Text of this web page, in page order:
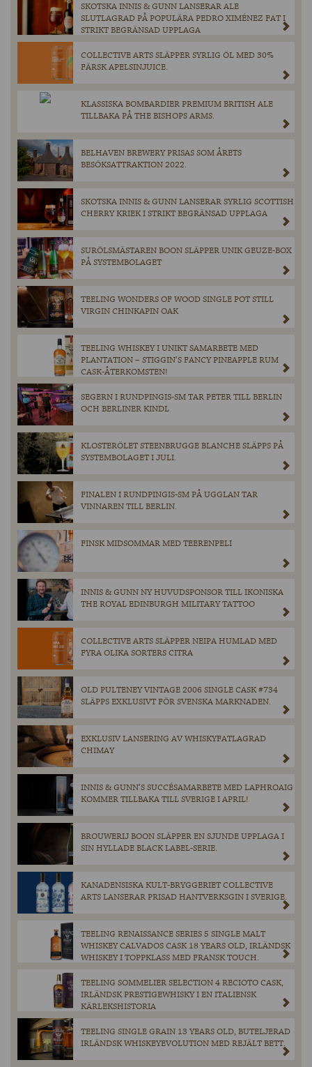
SKOTSKA INNIS & GUNN LANSERAR ALE
SLUTLAGRAD PÅ POPULÄRA PEDRO XIMÉNEZ FAT I
STRIKT BEGRÄNSAD UPPLAGA
COLLECTIVE ARTS SLÄPPER SYRLIG ÖL MED 30%
FÄRSK APELSINJUICE.
KLASSISKA BOMBARDIER PREMIUM BRITISH ALE
TILLBAKA PÅ THE BISHOPS ARMS.
BELHAVEN BREWERY PRISAS SOM ÅRETS
BESÖKSATTRAKTION 2022.
SKOTSKA INNIS & GUNN LANSERAR SYRLIG SCOTTISH
CHERRY KRIEK I STRIKT BEGRÄNSAD UPPLAGA
SURÖLSMÄSTAREN BOON SLÄPPER UNIK GEUZE-BOX
PÅ SYSTEMBOLAGET
TEELING WONDERS OF WOOD SINGLE POT STILL
VIRGIN CHINKAPIN OAK
TEELING WHISKEY I UNIKT SAMARBETE MED
PLANTATION – STIGGIN’S FANCY PINEAPPLE RUM
CASK-ÅTERKOMSTEN!
SEGERN I RUNDPINGIS-SM TAR PETER TILL BERLIN
OCH BERLINER KINDL
KLOSTERÖLET STEENBRUGGE BLANCHE SLÄPPS PÅ
SYSTEMBOLAGET I JULI.
FINALEN I RUNDPINGIS-SM PÅ UGGLAN TAR
VINNAREN TILL BERLIN.
FINSK MIDSOMMAR MED TEERENPELI
INNIS & GUNN NY HUVUDSPONSOR TILL IKONISKA
THE ROYAL EDINBURGH MILITARY TATTOO
COLLECTIVE ARTS SLÄPPER NEIPA HUMLAD MED
FYRA OLIKA SORTERS CITRA
OLD PULTENEY VINTAGE 2006 SINGLE CASK #734
SLÄPPS EXKLUSIVT FÖR SVENSKA MARKNADEN.
EXKLUSIV LANSERING AV WHISKYFATLAGRAD
CHIMAY
INNIS & GUNN’S SUCCÉSAMARBETE MED LAPHROAIG
KOMMER TILLBAKA TILL SVERIGE I APRIL!
BROUWERIJ BOON SLÄPPER EN SJUNDE UPPLAGA I
SIN HYLLADE BLACK LABEL-SERIE.
KANADENSISKA KULT-BRYGGERIET COLLECTIVE
ARTS LANSERAR PRISAD HANTVERKSGIN I SVERIGE.
TEELING RENAISSANCE SERIES 5 SINGLE MALT
WHISKEY CALVADOS CASK 18 YEARS OLD, IRLÄNDSK
WHISKEY I TOPPKLASS MED FRANSK TOUCH.
TEELING SOMMELIER SELECTION 4 RECIOTO CASK,
IRLÄNDSK PRESTIGEWHISKY I EN ITALIENSK
KÄRLEKSHISTORIA
TEELING SINGLE GRAIN 13 YEARS OLD, BUTELJERAD
IRLÄNDSK WHISKEYEVOLUTION MED REJÄLT BETT.